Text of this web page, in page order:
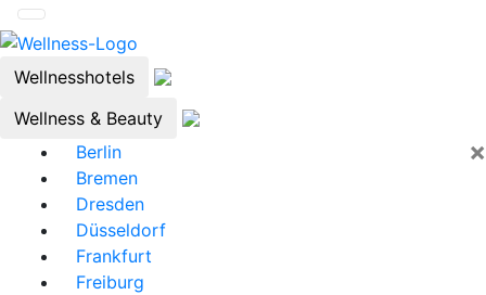
Wellnesshotels
Wellness & Beauty
×
Berlin
Bremen
Dresden
Düsseldorf
Frankfurt
Freiburg